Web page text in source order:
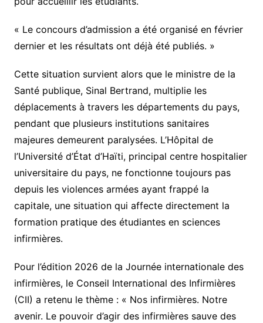
« Le concours d’admission a été organisé en février
dernier et les résultats ont déjà été publiés. »
Cette situation survient alors que le ministre de la
Santé publique, Sinal Bertrand, multiplie les
déplacements à travers les départements du pays,
pendant que plusieurs institutions sanitaires
majeures demeurent paralysées. L’Hôpital de
l’Université d’État d’Haïti, principal centre hospitalier
universitaire du pays, ne fonctionne toujours pas
depuis les violences armées ayant frappé la
capitale, une situation qui affecte directement la
formation pratique des étudiantes en sciences
infirmières.
Pour l’édition 2026 de la Journée internationale des
infirmières, le Conseil International des Infirmières
(CII) a retenu le thème : « Nos infirmières. Notre
avenir. Le pouvoir d’agir des infirmières sauve des